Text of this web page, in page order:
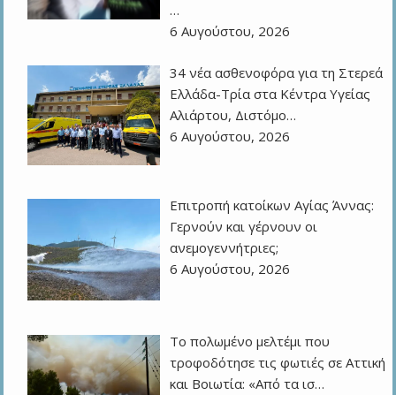
…
6 Αυγούστου, 2026
34 νέα ασθενοφόρα για τη Στερεά
Ελλάδα-Τρία στα Κέντρα Υγείας
Αλιάρτου, Διστόμο…
6 Αυγούστου, 2026
Επιτροπή κατοίκων Αγίας Άννας:
Γερνούν και γέρνουν οι
ανεμογεννήτριες;
6 Αυγούστου, 2026
Το πολωμένο μελτέμι που
τροφοδότησε τις φωτιές σε Αττική
και Βοιωτία: «Από τα ισ…